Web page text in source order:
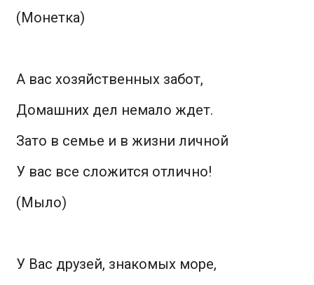
(Монетка)
А вас хозяйственных забот,
Домашних дел немало ждет.
Зато в семье и в жизни личной
У вас все сложится отлично!
(Мыло)
У Вас друзей, знакомых море,